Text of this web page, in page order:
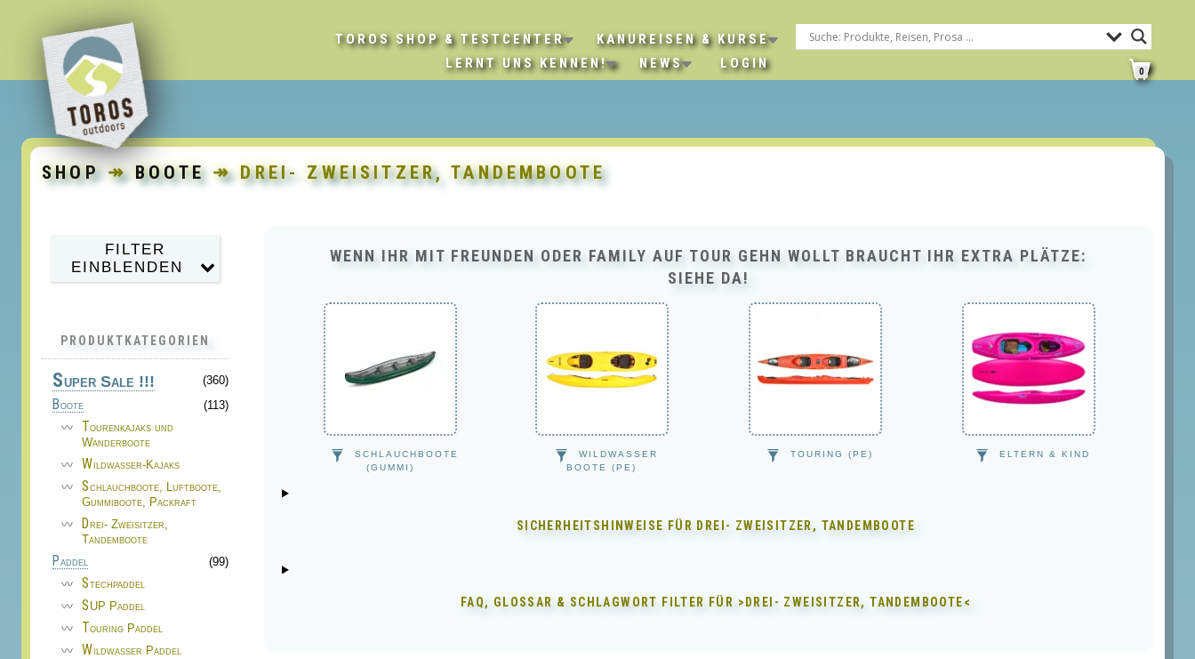
TOROS SHOP & TESTCENTER
KANUREISEN & KURSE
LERNT UNS KENNEN!
NEWS LOGIN
0
SHOP ↠ BOOTE↠ DREI- ZWEISITZER, TANDEMBOOTE
WENN IHR MIT FREUNDEN ODER FAMILY AUF TOUR GEHN WOLLT BRAUCHT IHR EXTRA PLÄTZE:
SIEHE DA!
SCHLAUCHBOOTE
(GUMMI)
WILDWASSER
BOOTE (PE)
TOURING (PE) ELTERN & KIND
SICHERHEITSHINWEISE FÜR DREI- ZWEISITZER, TANDEMBOOTE
FAQ, GLOSSAR & SCHLAGWORT FILTER FÜR >DREI- ZWEISITZER, TANDEMBOOTE<
FILTER
EINBLENDEN
PRODUKTKATEGORIEN
Super Sale !!!
(360)
Boote
(113)
Tourenkajaks und
Wanderboote
Wildwasser-Kajaks
Schlauchboote, Luftboote,
Gummiboote, Packraft
Drei- Zweisitzer,
Tandemboote
Paddel
(99)
Stechpaddel
SUP Paddel
Touring Paddel
Wildwasser Paddel